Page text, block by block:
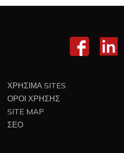
ΧΡΗΣΙΜΑ SITES
ΟΡΟΙ ΧΡΗΣΗΣ
SITE MAP
ΣΕΟ